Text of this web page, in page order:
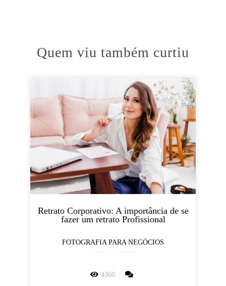
Quem viu também curtiu
Retrato Corporativo: A importância de se
fazer um retrato Profissional
FOTOGRAFIA PARA NEGÓCIOS
4360